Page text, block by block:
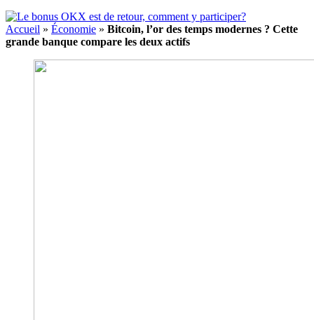
Accueil » Économie » Bitcoin, l’or des temps modernes ? Cette
grande banque compare les deux actifs